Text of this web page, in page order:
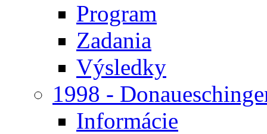
Program
Zadania
Výsledky
1998 -
Informácie